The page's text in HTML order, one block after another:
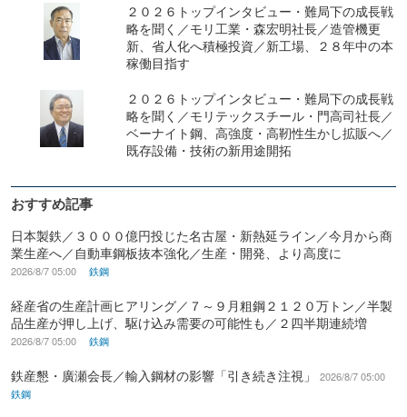
２０２６トップインタビュー・難局下の成長戦
略を聞く／モリ工業・森宏明社長／造管機更
新、省人化へ積極投資／新工場、２８年中の本
稼働目指す
２０２６トップインタビュー・難局下の成長戦
略を聞く／モリテックスチール・門高司社長／
ベーナイト鋼、高強度・高靭性生かし拡販へ／
既存設備・技術の新用途開拓
おすすめ記事
日本製鉄／３０００億円投じた名古屋・新熱延ライン／今月から商
業生産へ／自動車鋼板抜本強化／生産・開発、より高度に
2026/8/7 05:00 鉄鋼
経産省の生産計画ヒアリング／７～９月粗鋼２１２０万トン／半製
品生産が押し上げ、駆け込み需要の可能性も／２四半期連続増
2026/8/7 05:00 鉄鋼
鉄産懇・廣瀬会長／輸入鋼材の影響「引き続き注視」
2026/8/7 05:00
鉄鋼